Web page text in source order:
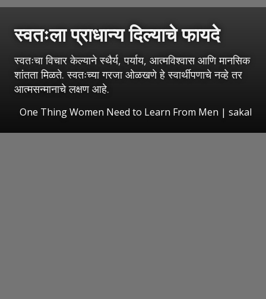
स्वतःला प्राधान्य दिल्याचे फायदे
स्वतःचा विचार केल्याने स्थैर्य, पर्याय, आत्मविश्वास आणि मानसिक
शांतता मिळते. स्वतःच्या गरजा ओळखणे हे स्वार्थीपणाचे नव्हे तर
आत्मसन्मानाचे लक्षण आहे.
One Thing Women Need to Learn From Men | sakal